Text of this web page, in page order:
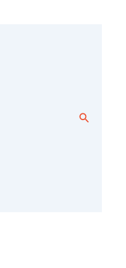
Search